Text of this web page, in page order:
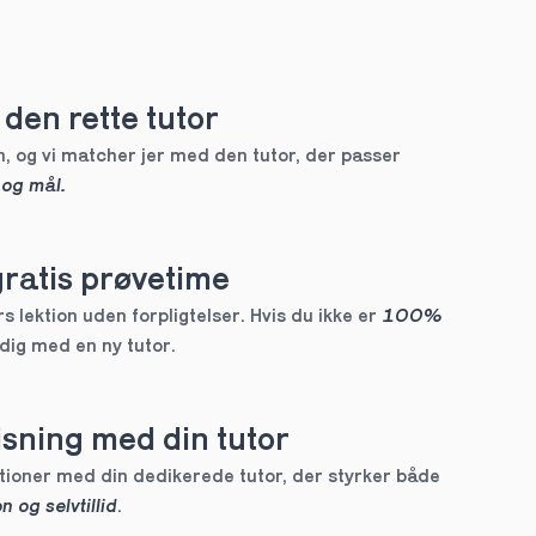
rette tutor
og vi matcher jer med den tutor, der passer
mål.
prøvetime
lektion uden forpligtelser. Hvis du ikke er 100%
med en ny tutor.
med din tutor
og selvtillid.